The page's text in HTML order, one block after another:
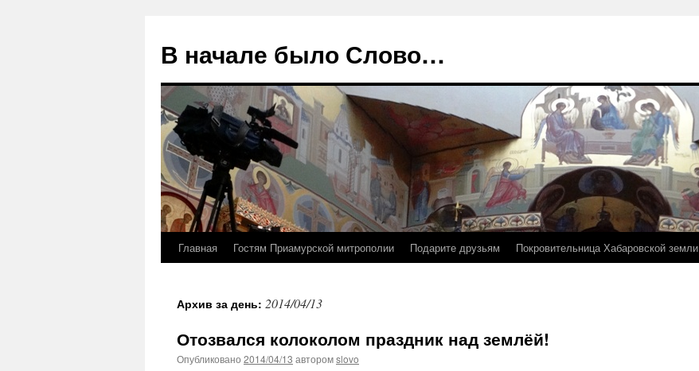
В начале было Слово…
Перейти
содержимому
Главная Гостям Приамурской митрополии Подарите друзьям Покровительница Хабаровской земли
Архив за день: 2014/04/13
Отозвался колоколом праздник над землёй!
Опубликовано 2014/04/13 авторомslovo